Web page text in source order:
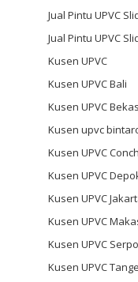
Jual Pintu UPVC
Jual Pintu UPVC
Kusen UPVC
Kusen UPVC Bali
Kusen UPVC
Kusen upvc
Kusen UPVC Conch
Kusen UPVC
Kusen UPVC
Kusen UPVC
Kusen UPVC
Kusen UPVC